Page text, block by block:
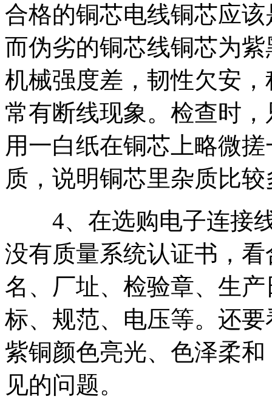
合格的铜芯电线铜芯应
而伪劣的铜芯线铜芯为
机械强度差，韧性欠安
常有断线现象。检查时
用一白纸在铜芯上略微
质，说明铜芯里杂质比较
4、在选购电子连接线
没有质量系统认证书，
名、厂址、检验章、生
标、规范、电压等。还
紫铜颜色亮光、色泽柔
见的问题。